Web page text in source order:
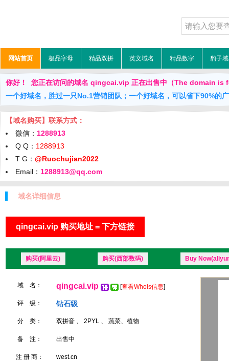
网站首页 极品字母 精品双拼 英文域名 精品数字 豹子
你好！ 您正在访问的域名 qingcai.vip 正在出售中（The domain is
一个好域名，胜过一只No.1营销团队；一个好域名，可以省下90%的
【域名购买】联系方式：
微信： 1288913
Q Q： 1288913
T G： @Ruochujian2022
Email： 1288913@qq.com
域名详细信息
qingcai.vip 购买地址 = 下方链接
购买(阿里云) 购买(西部数码) Buy
域 名： qingcai.vip [查看Whois信息]
评 级： 钻石级
分 类： 双拼音 、 2PYL 、 蔬菜、植物
备 注： 出售中
注 册 商： west.cn